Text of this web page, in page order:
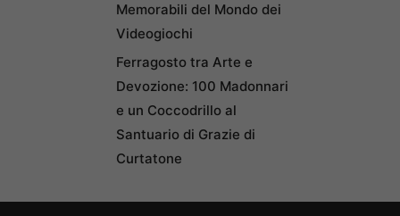
Memorabili del Mondo dei
Videogiochi
Ferragosto tra Arte e
Devozione: 100 Madonnari
e un Coccodrillo al
Santuario di Grazie di
Curtatone